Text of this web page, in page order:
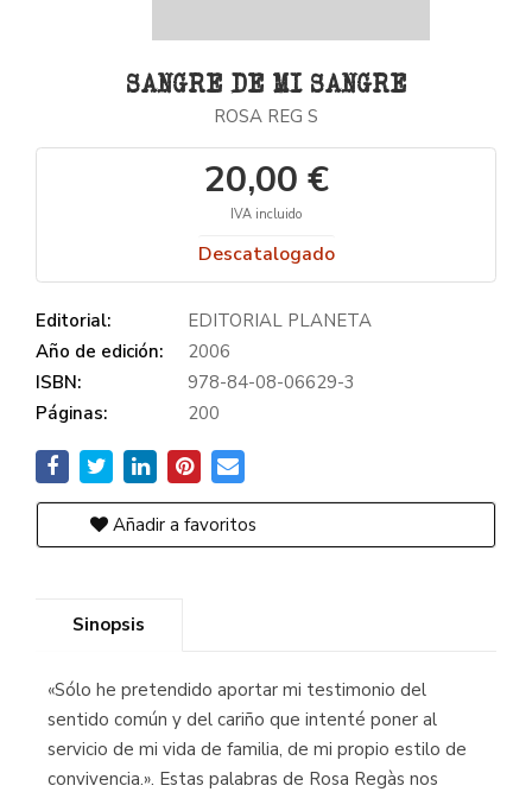
SANGRE DE MI SANGRE
ROSA REG S
20,00 €
IVA incluido
Descatalogado
Editorial:
EDITORIAL PLANETA
Año de edición:
2006
ISBN:
978-84-08-06629-3
Páginas:
200
Añadir a favoritos
Sinopsis
«Sólo he pretendido aportar mi testimonio del
sentido común y del cariño que intenté poner al
servicio de mi vida de familia, de mi propio estilo de
convivencia.». Estas palabras de Rosa Regàs nos